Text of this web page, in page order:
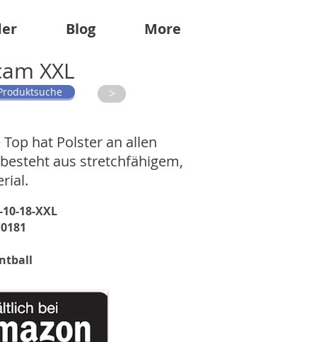
Blog More
XXL
>
hat Polster an allen
aus stretchfähigem,
18-XXL